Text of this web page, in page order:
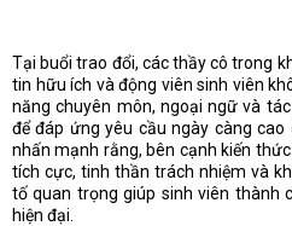
Tại buổi trao đổi, các thầy cô trong
tin hữu ích và động viên sinh viên
năng chuyên môn, ngoại ngữ và
để đáp ứng yêu cầu ngày càng cao
nhấn mạnh rằng, bên cạnh kiến
tích cực, tinh thần trách nhiệm và
tố quan trọng giúp sinh viên thành
hiện đại.